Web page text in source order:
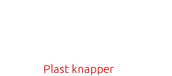
Plast knapper